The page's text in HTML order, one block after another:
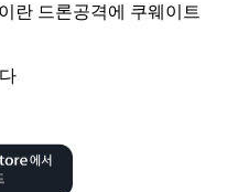
란 드론공격에 쿠웨이트